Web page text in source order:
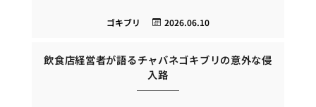
2026.06.10
ゴキブリ
飲食店経営者が語るチャバネゴキブリの意外な侵
入路